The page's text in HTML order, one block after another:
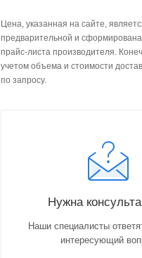
Цена, указанная на сайте,
предварительной и
прайс-листа производителя.
учетом объема и стоимости
по запросу.
Нужна
Наши специалисты
интересующий